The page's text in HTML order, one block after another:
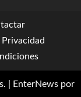
Privacidad
EnterNews por